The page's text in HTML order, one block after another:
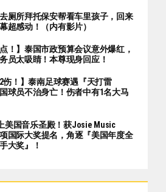
厕所拜托保安帮看车里孩子，回来
超感动！（内有影片）
点！】泰国市政预算会议意外爆红，
员太吸睛！本尊现身回应！
伤！】泰南足球赛遇『天打雷
球员不治身亡！伤者中有1名大马
美国音乐圣殿！获Josie Music
国际大奖提名，角逐『美国年度全
大奖』！